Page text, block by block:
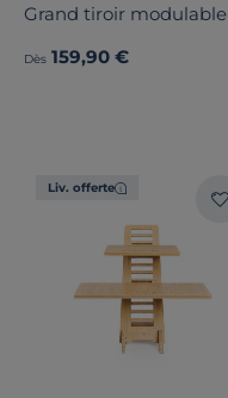
Grand tiroir modulable
Dès 159,90 €
Liv. offerte